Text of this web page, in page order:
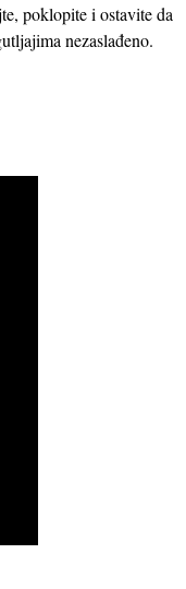
poklopite i ostavite da
nezaslađeno.